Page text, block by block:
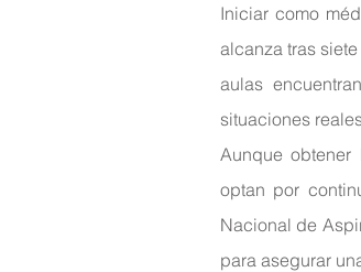
Iniciar como
alcanza tras
aulas
situaciones
Aunque
optan por
Nacional de
para asegurar